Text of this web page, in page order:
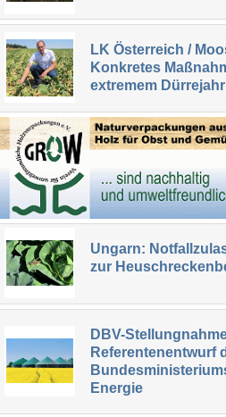
LK Österreich /
Konkretes
extremem
Ungarn:
zur
DBV-
Referentenentwurf
Energie